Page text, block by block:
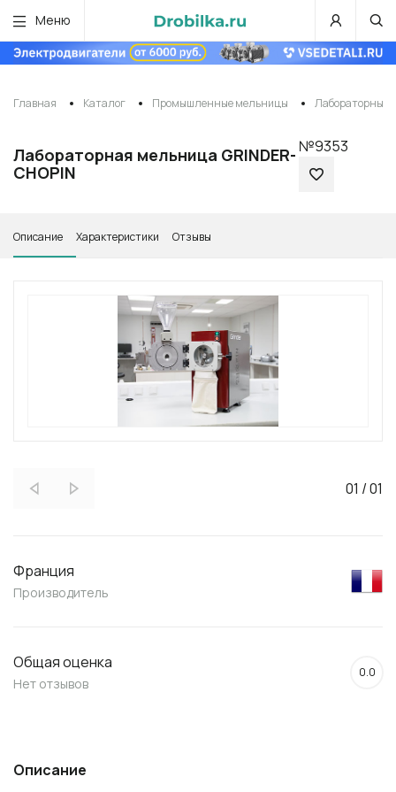
Меню
Главная Каталог Промышленные мельницы Лабораторные
Лабораторная мельница GRINDER-
CHOPIN
№9353
Описание Характеристики Отзывы
Франция
Производитель
Общая оценка
Нет отзывов
0.0
01 /01
Описание